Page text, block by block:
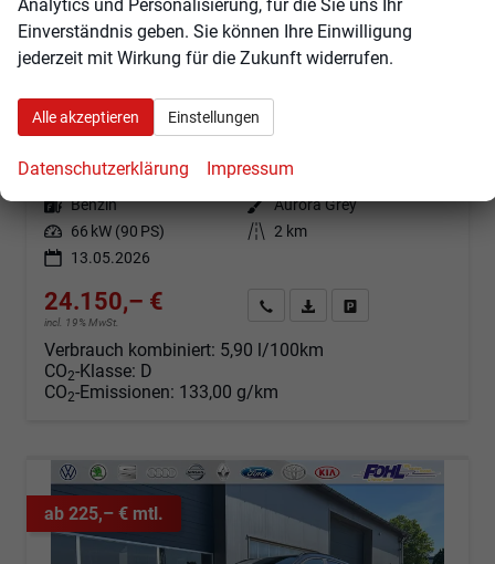
Fahrzeug mit Tageszulassung
Fahrzeugnr. 103813 Getriebe Schaltgetriebe
Kraftstoff Benzin Außenfarbe Aurora Grey
Leistung 66 kW (90 PS) Kilometerstand 2 km
13.05.2026
24.150,– €
incl. 19% MwSt.
Angebot anfordern
Fahrzeugexpose (PDF)
Verbrauch kombiniert: 5,90 l/100km
CO2-Klasse: D
CO2-Emissionen: 133,00 g/km
ab 225,– € mtl.
Analytics und Personalisierung, für die Sie uns Ihr
Einverständnis geben. Sie können Ihre Einwilligung
jederzeit mit Wirkung für die Zukunft widerrufen.
Alle akzeptieren Einstellungen
Datenschutzerklärung Impressum